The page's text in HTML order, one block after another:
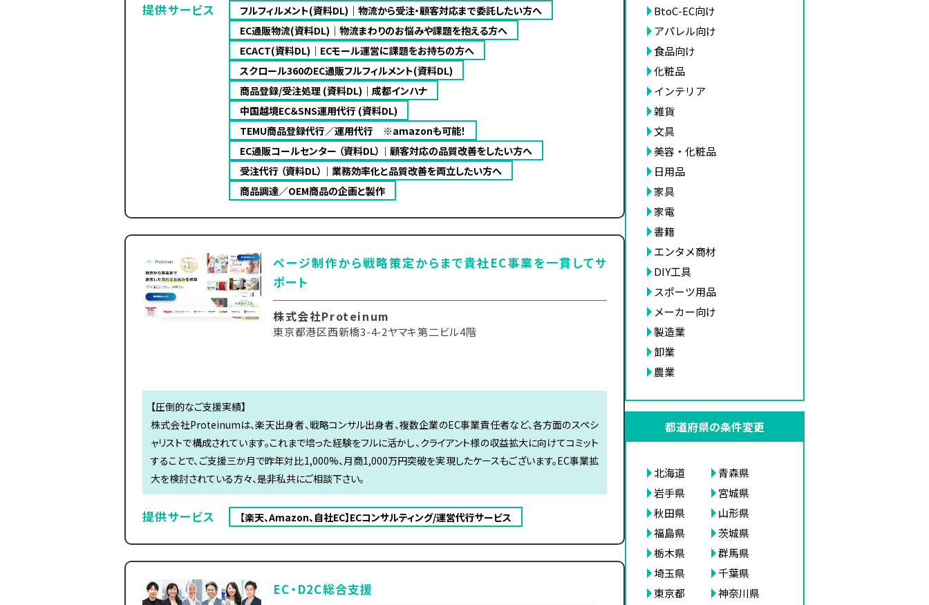
提供サービス
フルフィルメント(資料DL)｜物流から受注・顧客対応まで委託したい方へ
EC通販物流(資料DL)｜物流まわりのお悩みや課題を抱える方へ
ECACT(資料DL)｜ECモール運営に課題をお持ちの方へ
スクロール360のEC通販フルフィルメント(資料DL)
商品登録/受注処理 (資料DL)｜成都インハナ
中国越境EC＆SNS運用代行 (資料DL)
TEMU商品登録代行／運用代行 ※amazonも可能！
EC通販コールセンター （資料DL）｜顧客対応の品質改善をしたい方へ
受注代行 （資料DL）｜業務効率化と品質改善を両立したい方へ
商品調達／OEM商品の企画と製作
ページ制作から戦略策定からまで貴社EC事業を一貫してサ
ポート
株式会社Proteinum
東京都港区西新橋3-4-2ヤマキ第二ビル4階
【圧倒的なご支援実績】
株式会社Proteinumは、楽天出身者、戦略コンサル出身者、複数企業のEC事業責任者など、各方面のスペシ
ャリストで構成されています。これまで培った経験をフルに活かし、クライアント様の収益拡大に向けてコミット
することで、ご支援三か月で昨年対比1,000%、月商1,000万円突破を実現したケースもございます。EC事業拡
大を検討されている方々、是非私共にご相談下さい。
提供サービス 【楽天、Amazon、自社EC】ECコンサルティング/運営代行サービス
EC・D2C総合支援
BtoC-EC向け
アパレル向け
食品向け
化粧品
インテリア
雑貨
文具
美容・化粧品
日用品
家具
家電
書籍
エンタメ商材
DIY工具
スポーツ用品
メーカー向け
製造業
卸業
農業
都道府県の条件変更
北海道
青森県
岩手県
宮城県
秋田県
山形県
福島県
茨城県
栃木県
群馬県
埼玉県
千葉県
東京都
神奈川県